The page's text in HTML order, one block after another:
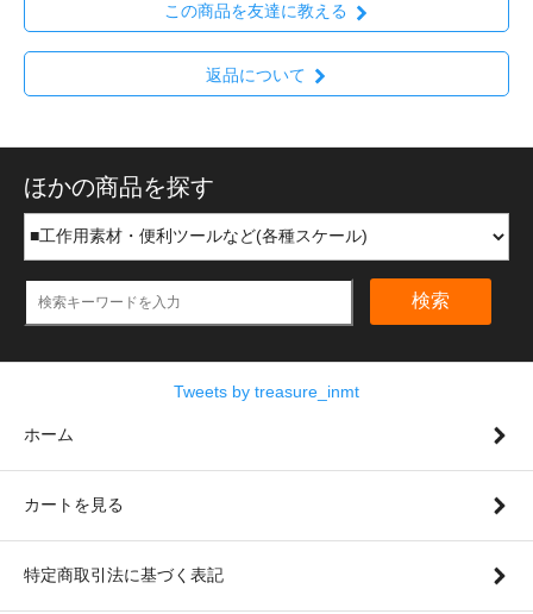
この商品を友達に教える
返品について
ほかの商品を探す
検索
Tweets by treasure_inmt
ホーム
カートを見る
特定商取引法に基づく表記